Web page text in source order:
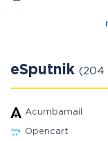
eSputnik (204
Acumbamail
Opencart